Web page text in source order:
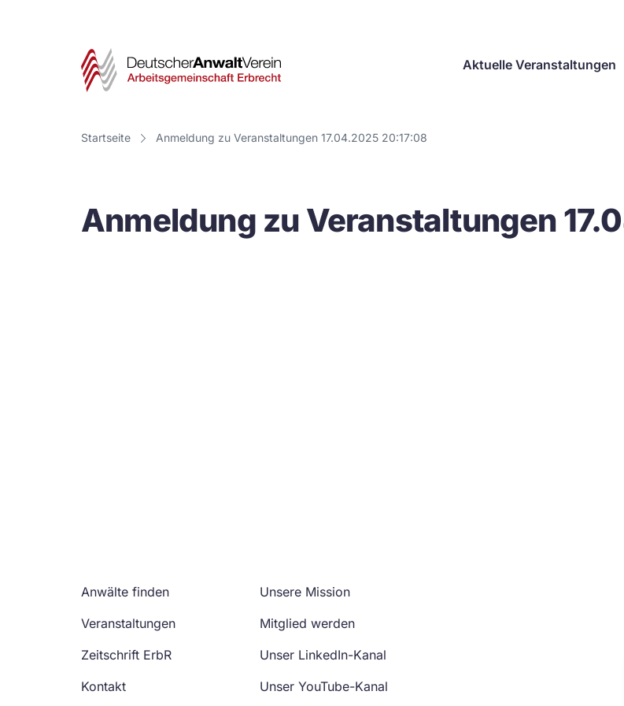
Deutscher
Verein
Arbeitsgemeinschaft
Aktuelle Veranstaltungen
Startseite Anmeldung zu Veranstaltungen 17.04.2025 20:17:08
Anmeldung zu Veranstaltungen
Anwälte finden
Veranstaltungen
Zeitschrift ErbR
Kontakt
Unsere Mission
Mitglied werden
Unser LinkedIn-Kanal
Unser YouTube-Kanal